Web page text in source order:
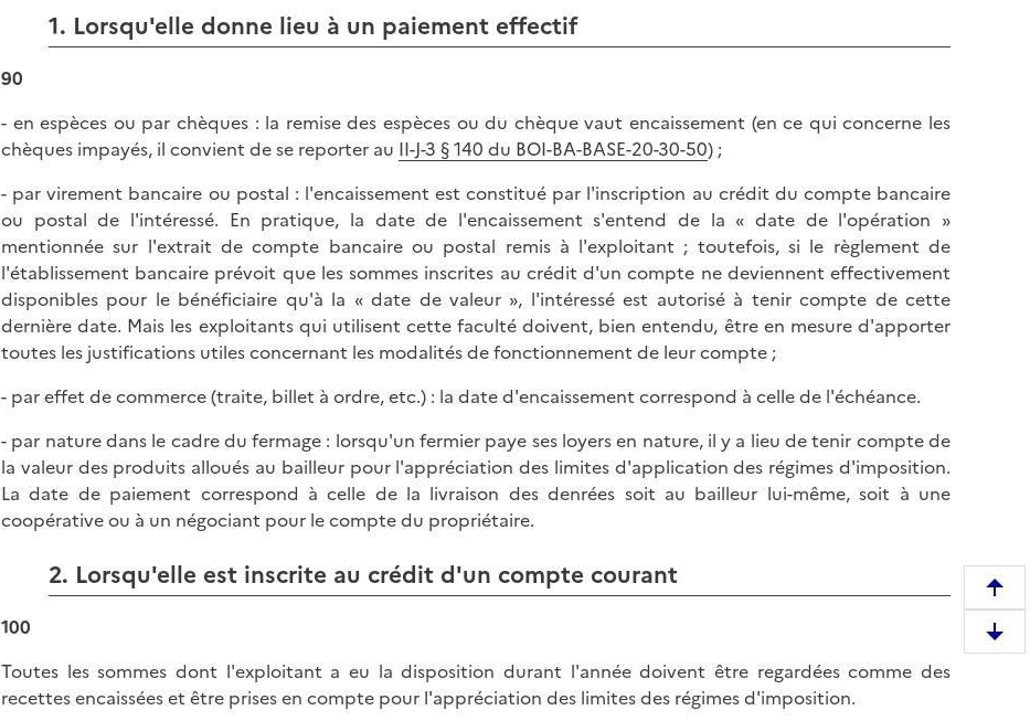
1. Lorsqu'elle donne lieu à un paiement effectif
90
- en espèces ou par chèques : la remise des espèces ou du chèque vaut encaissement (en ce qui concerne les
chèques impayés, il convient de se reporter au II-J-3 § 140 du BOI-BA-BASE-20-30-50) ;
- par virement bancaire ou postal : l'encaissement est constitué par l'inscription au crédit du compte bancaire
ou postal de l'intéressé. En pratique, la date de l'encaissement s'entend de la « date de l'opération »
mentionnée sur l'extrait de compte bancaire ou postal remis à l'exploitant ; toutefois, si le règlement de
l'établissement bancaire prévoit que les sommes inscrites au crédit d'un compte ne deviennent effectivement
disponibles pour le bénéficiaire qu'à la « date de valeur », l'intéressé est autorisé à tenir compte de cette
dernière date. Mais les exploitants qui utilisent cette faculté doivent, bien entendu, être en mesure d'apporter
toutes les justifications utiles concernant les modalités de fonctionnement de leur compte ;
- par effet de commerce (traite, billet à ordre, etc.) : la date d'encaissement correspond à celle de l'échéance.
- par nature dans le cadre du fermage : lorsqu'un fermier paye ses loyers en nature, il y a lieu de tenir compte de
la valeur des produits alloués au bailleur pour l'appréciation des limites d'application des régimes d'imposition.
La date de paiement correspond à celle de la livraison des denrées soit au bailleur lui-même, soit à une
coopérative ou à un négociant pour le compte du propriétaire.
2. Lorsqu'elle est inscrite au crédit d'un compte courant
100
Toutes les sommes dont l'exploitant a eu la disposition durant l'année doivent être regardées comme des
recettes encaissées et être prises en compte pour l'appréciation des limites des régimes d'imposition.
e
m
D